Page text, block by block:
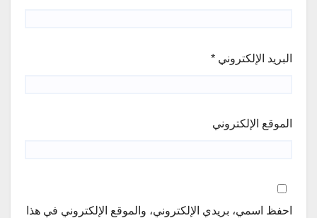
البريد الإلكتروني *
الموقع الإلكتروني
احفظ اسمي، بريدي الإلكتروني، والموقع الإلكتروني في هذا